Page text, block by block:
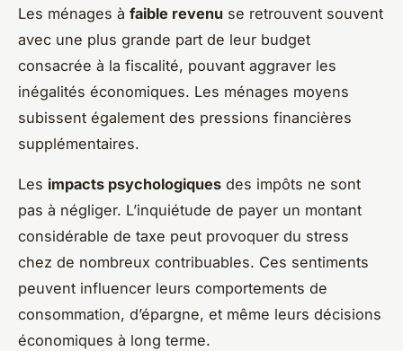
Les ménages à faible revenu se retrouvent souvent
avec une plus grande part de leur budget
consacrée à la fiscalité, pouvant aggraver les
inégalités économiques. Les ménages moyens
subissent également des pressions financières
supplémentaires.
Les impacts psychologiques des impôts ne sont
pas à négliger. L’inquiétude de payer un montant
considérable de taxe peut provoquer du stress
chez de nombreux contribuables. Ces sentiments
peuvent influencer leurs comportements de
consommation, d’épargne, et même leurs décisions
économiques à long terme.